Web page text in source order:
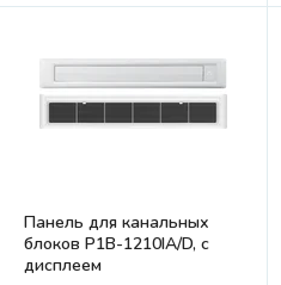
Панель для канальных
блоков P1B-1210IA/D, с
дисплеем